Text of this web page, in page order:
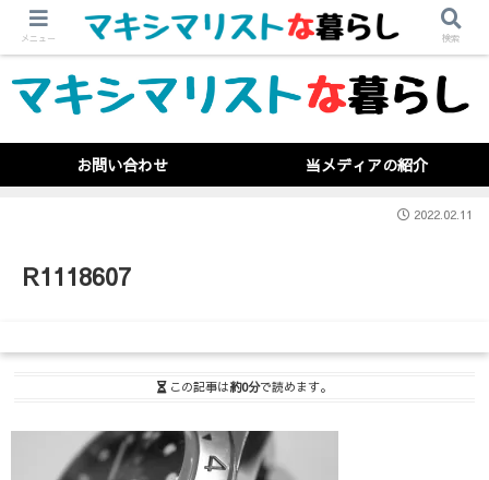
お問い合わせ 当メディアの紹介
R1118607
2022.02.11
この記事は約0分で読めます。
メニュー 検索